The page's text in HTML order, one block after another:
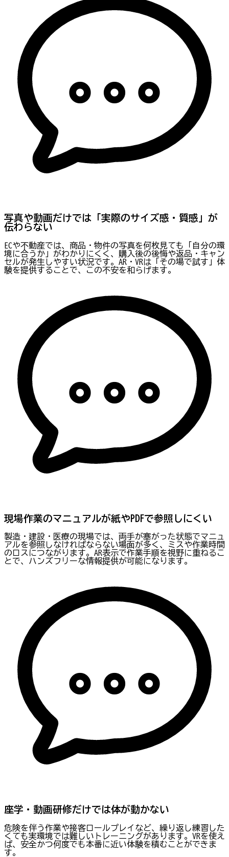
写真や動画だけでは「実際のサイズ感・質感」が
伝わらない
ECや不動産では、商品・物件の写真を何枚見ても「自分の環
境に合うか」がわかりにくく、購入後の後悔や返品・キャン
セルが発生しやすい状況です。AR・VRは「その場で試す」体
験を提供することで、この不安を和らげます。
現場作業のマニュアルが紙やPDFで参照しにくい
製造・建設・医療の現場では、両手が塞がった状態でマニュ
アルを参照しなければならない場面が多く、ミスや作業時間
のロスにつながります。AR表示で作業手順を視野に重ねるこ
とで、ハンズフリーな情報提供が可能になります。
座学・動画研修だけでは体が動かない
危険を伴う作業や接客ロールプレイなど、繰り返し練習した
くても実環境では難しいトレーニングがあります。VRを使え
ば、安全かつ何度でも本番に近い体験を積むことができま
す。